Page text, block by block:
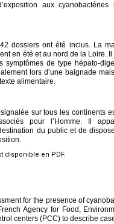
aux
dossiers ont été inclus. La
en été et au nord de la Loire.
symptômes de type hépato-
lors d’une baignade
alimentaire.
sur tous les continents
pour l’Homme. Il
du public et de
disponible en PDF.
for the presence of
Agency for Food,
centers (PCC) to describe